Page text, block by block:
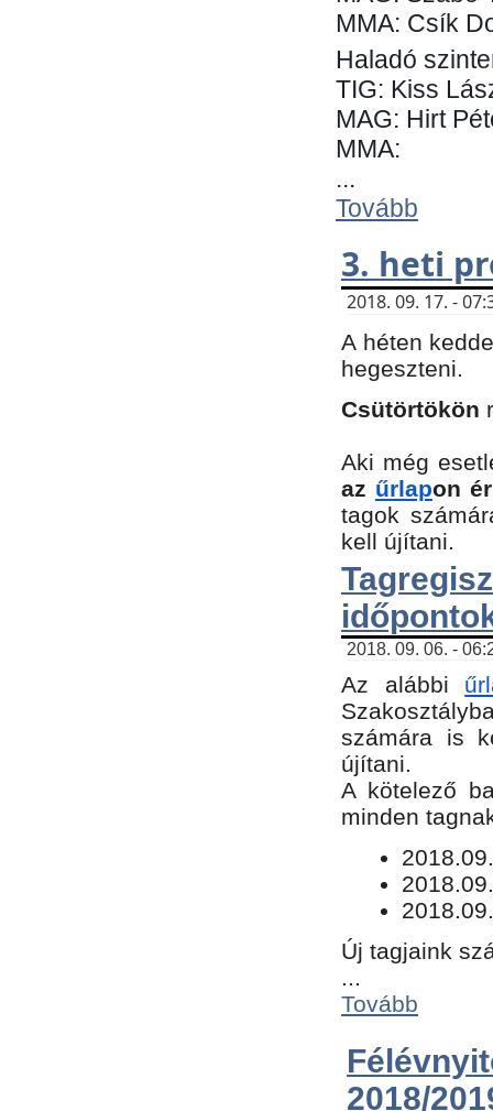
MMA: Csík
Haladó
TIG: Kiss
MAG: Hirt
MMA:
...
Tovább
3. heti
2018. 09. 17. -
A héten
hegeszteni.
Csütörtökön
Aki még
az űrlapon
tagok
kell újítani.
2018. 09. 06. -
Az alábbi
számára is
újítani.
​A kötelező
minden
Új tagjaink
...
Tovább
2018/